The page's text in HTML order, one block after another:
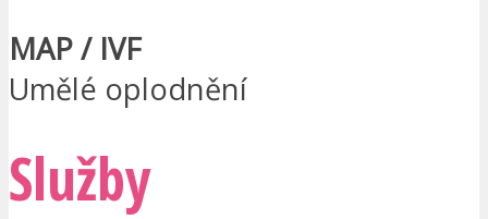
MAP / IVF
Umělé oplodnění
Služby